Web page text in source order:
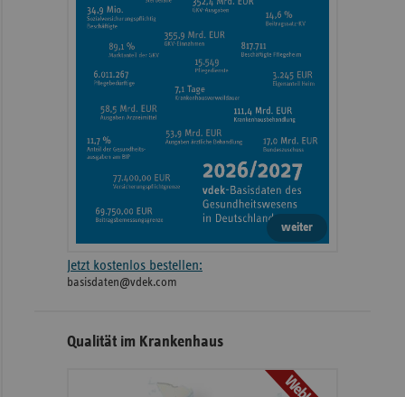
weiter
Jetzt kostenlos bestellen:
basisdaten@vdek.com
Qualität im Krankenhaus